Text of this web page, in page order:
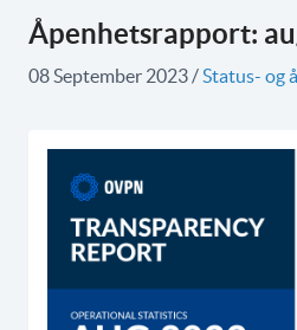
Åpenhetsrapport:
08 September 2023/Status- og